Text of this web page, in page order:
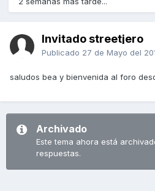
Invitado streetjero
Publicado 27 de Mayo del
saludos bea y bienvenida al foro
Archivado
Este tema ahora está
respuestas.